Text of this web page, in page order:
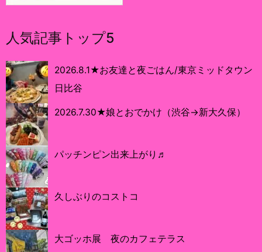
人気記事トップ5
2026.8.1★お友達と夜ごはん/東京ミッドタウン
日比谷
2026.7.30★娘とおでかけ（渋谷→新大久保）
パッチンピン出来上がり♬
久しぶりのコストコ
大ゴッホ展 夜のカフェテラス